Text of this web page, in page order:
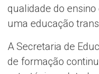
qualidade do
uma educação
A Secretaria de
de formação